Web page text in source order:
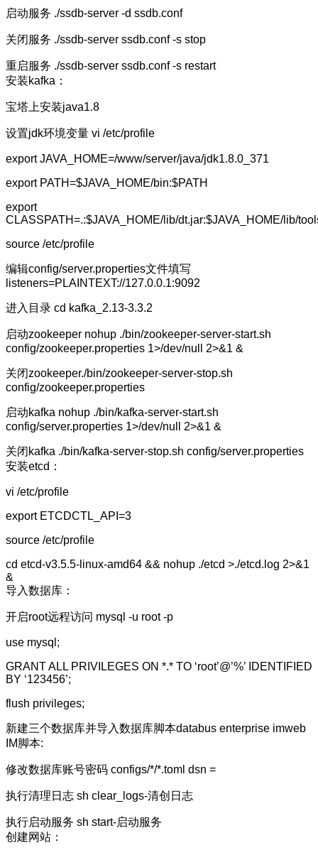
启动服务 ./ssdb-server -d ssdb.conf
关闭服务 ./ssdb-server ssdb.conf -s stop
重启服务 ./ssdb-server ssdb.conf -s restart
安装kafka：
宝塔上安装java1.8
设置jdk环境变量 vi /etc/profile
export JAVA_HOME=/www/server/java/jdk1.8.0_371
export PATH=$JAVA_HOME/bin:$PATH
export
CLASSPATH=.:$JAVA_HOME/lib/dt.jar:$JAVA_HOME/lib/
source /etc/profile
编辑config/server.properties文件填写
listeners=PLAINTEXT://127.0.0.1:9092
进入目录 cd kafka_2.13-3.3.2
启动zookeeper nohup ./bin/zookeeper-server-start.sh
config/zookeeper.properties 1>/dev/null 2>&1 &
关闭zookeeper./bin/zookeeper-server-stop.sh
config/zookeeper.properties
启动kafka nohup ./bin/kafka-server-start.sh
config/server.properties 1>/dev/null 2>&1 &
关闭kafka ./bin/kafka-server-stop.sh config/server.properties
安装etcd：
vi /etc/profile
export ETCDCTL_API=3
source /etc/profile
cd etcd-v3.5.5-linux-amd64 && nohup ./etcd >./etcd.log 2>&1
&
导入数据库：
开启root远程访问 mysql -u root -p
use mysql;
GRANT ALL PRIVILEGES ON *.* TO ‘root’@’%’ IDENTIFIED
BY ‘123456’;
flush privileges;
新建三个数据库并导入数据库脚本databus enterprise imweb
IM脚本:
修改数据库账号密码 configs/*/*.toml dsn =
执行清理日志 sh clear_logs-清创日志
执行启动服务 sh start-启动服务
创建网站：